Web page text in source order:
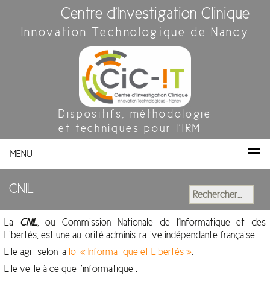
Centre d'Investigation Clinique
Innovation Technologique de Nancy
Dispositifs, méthodologie
et techniques pour l'IRM
MENU
CNIL Rechercher :
La CNIL, ou Commission Nationale de l’Informatique et des
Libertés, est une autorité administrative indépendante française.
Elle agit selon la loi « Informatique et Libertés ».
Elle veille à ce que l’informatique :